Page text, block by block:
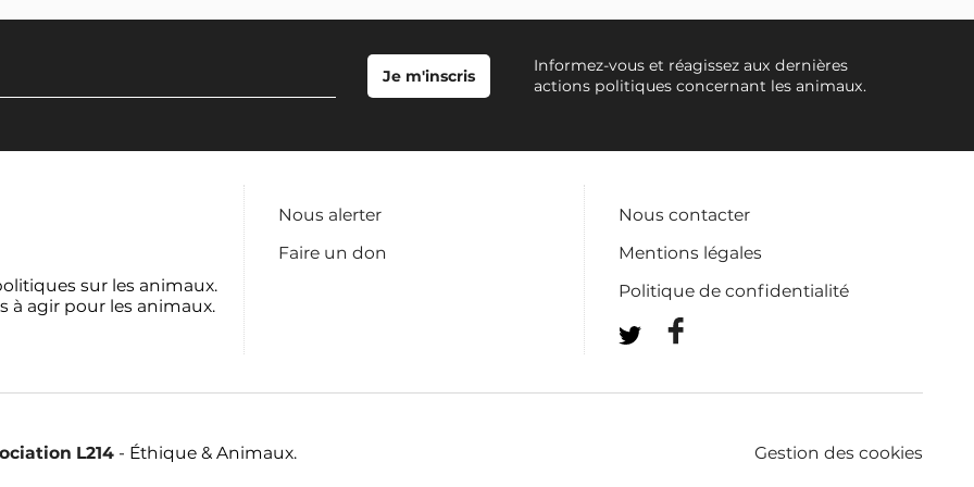
Informez-vous et réagissez aux dernières
actions politiques concernant les animaux.
sur les animaux.
à agir pour les animaux.
Nous alerter
Faire un don
Nous contacter
Mentions légales
Politique de confidentialité
L214 - Éthique & Animaux. Gestion des cookies